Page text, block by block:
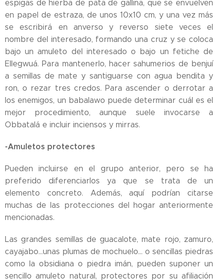
espigas de hierba de pata de gallina, que se envuelven
en papel de estraza, de unos 10x10 cm, y una vez más
se escribirá en anverso y reverso siete veces el
nombre del interesado, formando una cruz y se coloca
bajo un amuleto del interesado o bajo un fetiche de
Ellegwuá. Para mantenerlo, hacer sahumerios de benjuí
a semillas de mate y santiguarse con agua bendita y
ron, o rezar tres credos. Para ascender o derrotar a
los enemigos, un babalawo puede determinar cuál es el
mejor procedimiento, aunque suele invocarse a
Obbatalá e incluir inciensos y mirras.
-Amuletos protectores
Pueden incluirse en el grupo anterior, pero se ha
preferido diferenciarlos ya que se trata de un
elemento concreto. Además, aquí podrían citarse
muchas de las protecciones del hogar anteriormente
mencionadas.
Las grandes semillas de guacalote, mate rojo, zamuro,
cayajabo…unas plumas de mochuelo… o sencillas piedras
como la obsidiana o piedra imán, pueden suponer un
sencillo amuleto natural, protectores por su afiliación